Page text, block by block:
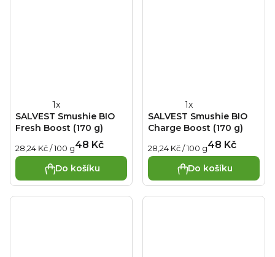
SALVEST Smushie BIO
Fresh Boost (170 g)
Průměrné hodnocení produktu je 5,0 z 5 hvězdiček.
48 Kč
Měrná cena:
28,24 Kč / 100 g
Do košíku
SALVEST Smushie BIO
Charge Boost (170 g)
Průměrné hodnocení
48 Kč
Měrná cena:
28,24 Kč / 100 g
Do košíku